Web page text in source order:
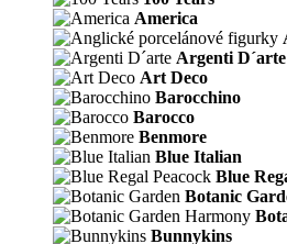
America
Argenti D´arte
Art Deco
Barocchino
Barocco
Benmore
Blue Italian
Blue
Botanic
Bunnykins